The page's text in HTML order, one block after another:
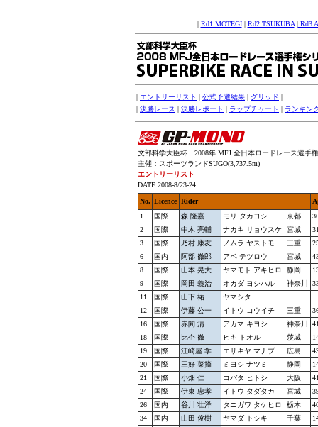
| Rd1 MOTEGI| Rd2 TSUKUBA|Rd3
| エントリーリスト | 公式予選結果 | グリッド |
| 決勝レース | 決勝レポート | ラップチャート | ランキン
文部科学大臣杯 2008年 MFJ 全日本ロードレース選手
主催：スポーツランドSUGO(3,737.5m)
エントリーリスト
DATE:2008-8/23-24
No. Licence Rider
1
国際 森 隆嘉 モリ タカヨシ 京都
2
国際 中木 亮輔 ナカキ リョウスケ 宮城
3
国際 乃村 康友 ノムラ ヤストモ 三重
6
国内 阿部 徹郎 アベ テツロウ 宮城
8
国際 山本 晃大 ヤマモト アキヒロ 静岡
9
国際 岡田 義治 オカダ ヨシハル 神奈川
11
国際 山下 祐
ヤマシタ
12
国際 伊藤 公一 イトウ コウイチ 三重
16
国際 赤間 清 アカマ キヨシ 神奈川
18
国際 比企 徹 ヒキ トオル 茨城
19
国際 江崎屋 学 エサキヤ マナブ 広島
20
国際 三好 菜摘 ミヨシ ナツミ 静岡
21
国際 小畑 仁 コバタ ヒトシ 大阪
24
国際 伊東 忠孝 イトウ タダタカ 宮城
26
国内 谷川 壮洋 タニガワ タケヒロ 栃木
34
国内 山田 俊樹 ヤマダ トシキ 千葉